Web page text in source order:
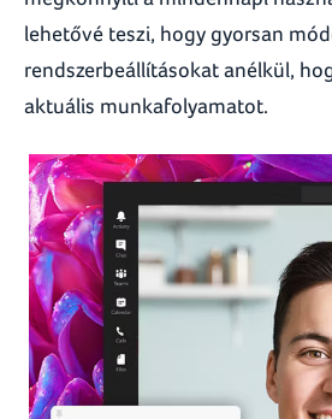
lehetővé teszi, hogy gyorsan
rendszerbeállításokat anélkül,
aktuális munkafolyamatot.